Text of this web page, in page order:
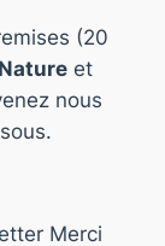
(20
et
nous
Merci